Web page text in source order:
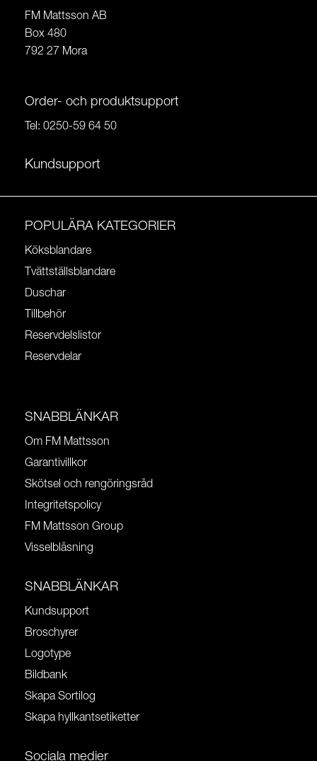
FM Mattsson AB
Box 480
792 27 Mora
Order- och produktsupport
Tel: 0250-59 64 50
Kundsupport
POPULÄRA KATEGORIER
Köksblandare
Tvättställsblandare
Duschar
Tillbehör
Reservdelslistor
Reservdelar
SNABBLÄNKAR
Om FM Mattsson
Garantivillkor
Skötsel och rengöringsråd
Integritetspolicy
FM Mattsson Group
Visselblåsning
SNABBLÄNKAR
Kundsupport
Broschyrer
Logotype
Bildbank
Skapa Sortilog
Skapa hyllkantsetiketter
Sociala medier